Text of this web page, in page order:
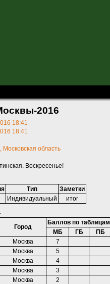
2016
18:41
18:41
Московская область
Воскресенье!
Тип
Заметки
Индивидуальный итог
Город
Баллов по таблицам
МБ
ГБ ПБ
Москва 7
Москва 5
Москва 4
Москва 3
Москва 2